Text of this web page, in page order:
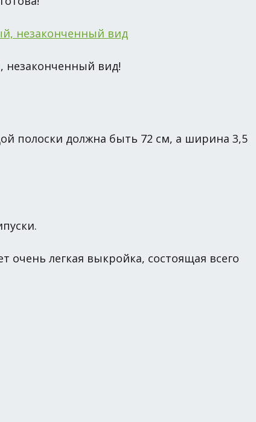
незаконченный вид!
полоски должна быть 72 см, а ширина 3,5
легкая выкройка, состоящая всего